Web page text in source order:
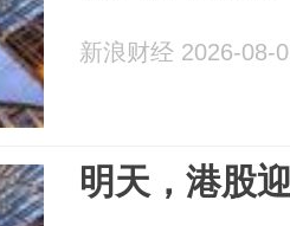
新浪财经 2026-08-
明天，港股